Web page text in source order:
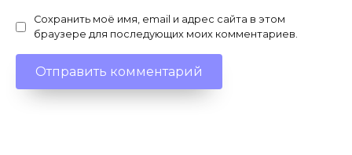
Сохранить моё имя, email и адрес сайта в этом
браузере для последующих моих комментариев.